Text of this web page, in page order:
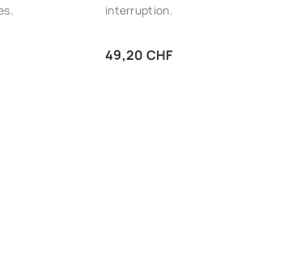
interruption.
Prix
49,20 CHF